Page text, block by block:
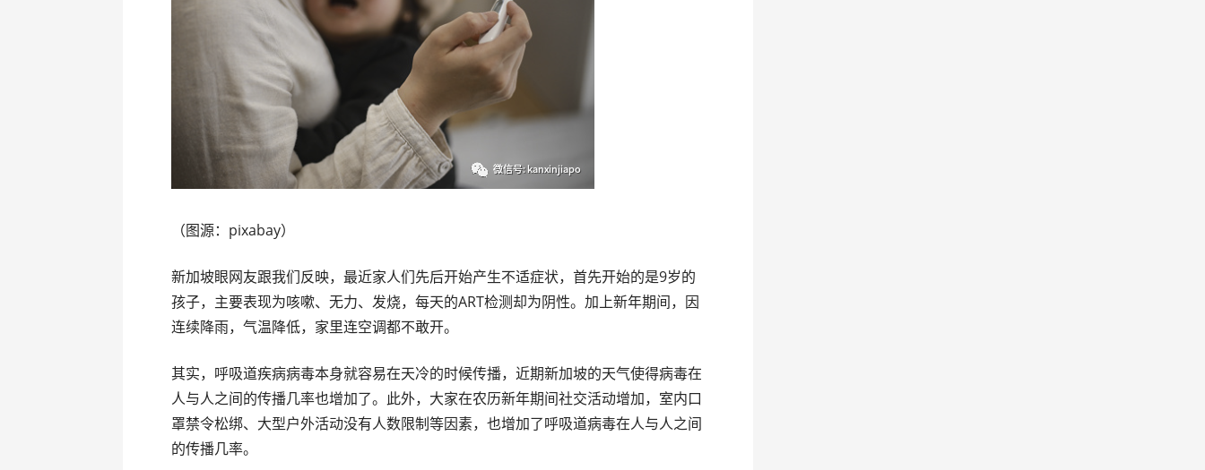
（图源：pixabay）
新加坡眼网友跟我们反映，最近家人们先后开始产生不适症状，首先开始的是9岁的
孩子，主要表现为咳嗽、无力、发烧，每天的ART检测却为阴性。加上新年期间，因
连续降雨，气温降低，家里连空调都不敢开。
其实，呼吸道疾病病毒本身就容易在天冷的时候传播，近期新加坡的天气使得病毒在
人与人之间的传播几率也增加了。此外，大家在农历新年期间社交活动增加，室内口
罩禁令松绑、大型户外活动没有人数限制等因素，也增加了呼吸道病毒在人与人之间
的传播几率。